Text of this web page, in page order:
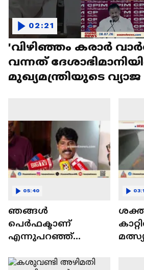
'വിഴിഞ്ഞം കരാർ
വന്നത്
മുഖ്യമന്ത്രിയുടെ
02:21
ഞങ്ങൾ
പെര്‍ഫക്ടാണ്
എന്നുപറ‍ഞ്ഞ്
നടപടി ആരുടെ
05:40